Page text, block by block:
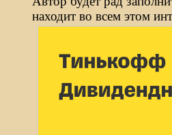
находит во всем этом